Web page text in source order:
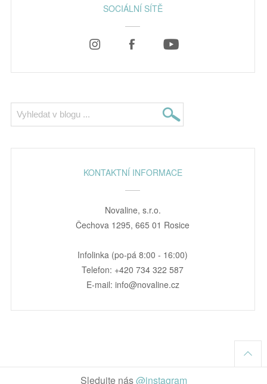
SOCIÁLNÍ SÍTĚ
KONTAKTNÍ INFORMACE
Novaline, s.r.o.
Čechova 1295, 665 01 Rosice
Infolinka (po-pá 8:00 - 16:00)
Telefon: +420 734 322 587
E-mail: info@novaline.cz
Sledujte nás@instagram